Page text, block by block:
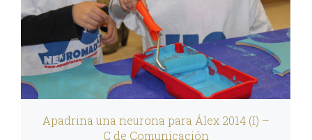
Apadrina una neurona para Álex 2014 (I) –
C de Comunicación